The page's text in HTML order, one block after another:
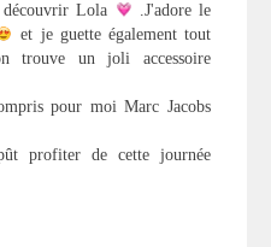
découvrir Lola
.J'adore le
et je guette également tout
trouve un joli accessoire
pour moi Marc Jacobs
profiter de cette journée